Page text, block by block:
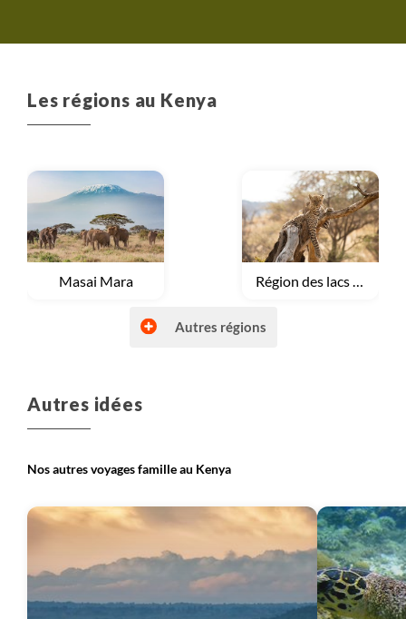
Les régions au Kenya
Voyage
Masai Mara Voyage
Région des lacs du Kenya
Autres régions
Autres idées
Nos autres voyages famille au Kenya